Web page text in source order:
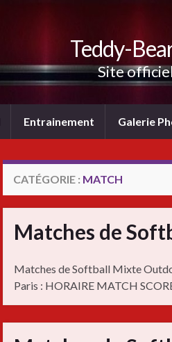
Teddy-
Site
Entrainement Galerie
CATÉGORIE : MATCH
Matches de
Matches de Softball Mixte
Paris : HORAIRE MATCH